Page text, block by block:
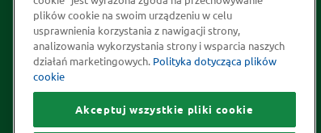
Strategia Podatkowa
Społeczna odpowiedzialność
Kakao odpowiedzialnie
pozyskiwane
plików cookie na swoim urządzeniu w celu
usprawnienia korzystania z nawigacji strony,
analizowania wykorzystania strony i wsparcia naszych
działań marketingowych. Polityka dotycząca plików
cookie
Akceptuj wszystkie pliki cookie